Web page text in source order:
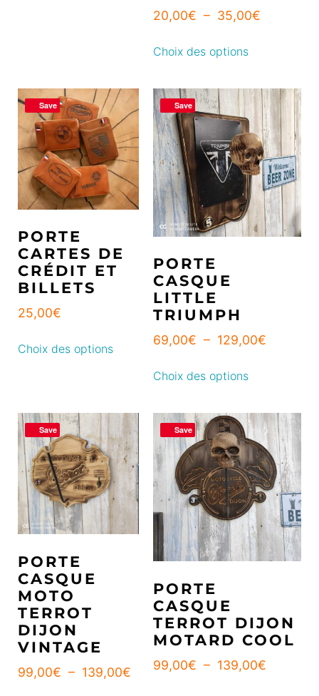
20,00€ – 35,00€
Choix des options
Save
PORTE
CARTES DE
CRÉDIT ET
BILLETS
25,00€
Choix des options
Save
PORTE
CASQUE
LITTLE
TRIUMPH
69,00€ – 129,00€
Choix des options
Save
PORTE
CASQUE
MOTO
TERROT
DIJON
VINTAGE
99,00€ – 139,00€
Save
PORTE
CASQUE
TERROT DIJON
MOTARD COOL
99,00€ – 139,00€